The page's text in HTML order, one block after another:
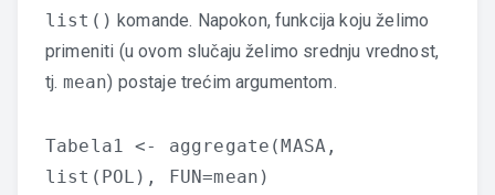
list() komande. Napokon, funkcija koju želimo
primeniti (u ovom slučaju želimo srednju vrednost,
tj. mean) postaje trećim argumentom.
Tabela1 <- aggregate(MASA,
list(POL), FUN=mean)